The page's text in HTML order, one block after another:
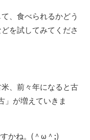
、食べられるかどう
を試してみてくださ
、前々年になると古
」が増えていきま
かね。(＾ω＾;)